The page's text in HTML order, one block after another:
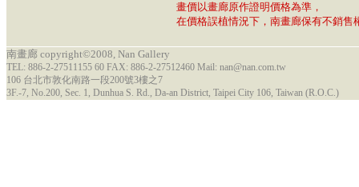
畫價以畫廊原作證明價格為準，
在價格誤植情況下，南畫廊保有不銷售
南畫廊 copyright©2008, Nan Gallery
TEL: 886-2-27511155 60 FAX: 886-2-27512460 Mail: nan@nan.com.tw
106 台北市敦化南路一段200號3樓之7
3F.-7, No.200, Sec. 1, Dunhua S. Rd., Da-an District, Taipei City 106, Taiwan (R.O.C.)